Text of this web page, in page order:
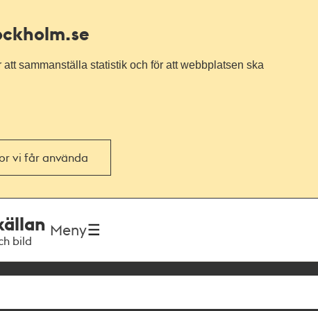
sammanställa statistik och för att webbplatsen ska
vi får använda
bild
Meny